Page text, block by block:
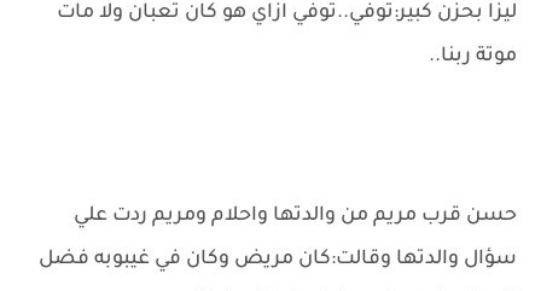
ليزا بحزن كبير:توفي..توفي ازاي هو كان تعبان ولا مات
موتة ربنا..
حسن قرب مريم من والدتها واحلام ومريم ردت علي
سؤال والدتها وقالت:كان مريض وكان في غيبوبه فضل